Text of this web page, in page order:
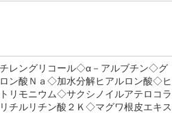
ングリコール◇α－アルブチン◇グ
ン酸Ｎａ◇加水分解ヒアルロン酸◇ヒ
リモニウム◇サクシノイルアテロコラ
チルリチン酸２Ｋ◇マグワ根皮エキス